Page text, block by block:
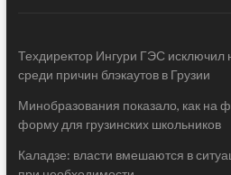
Техдиректор Ингури ГЭС исключил
среди причин блэкаутов в Грузии
Минобразования показало, как на
форму для грузинских школьников
Каладзе: власти вмешаются в